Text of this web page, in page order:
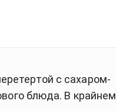
с сахаром-
блюда. В крайнем